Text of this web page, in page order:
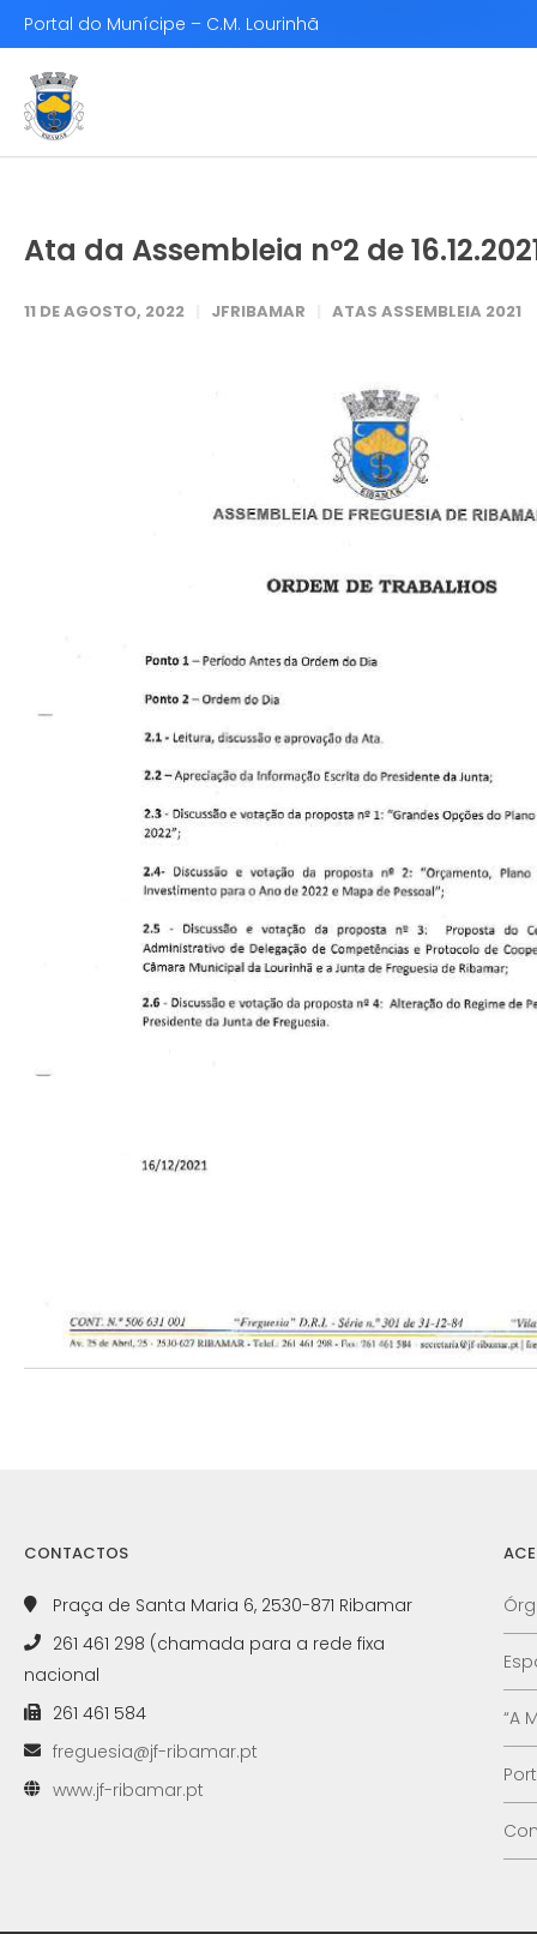
Portal do Munícipe – C.M. Lourinhã
Ata da Assembleia nº2 de
11 DE AGOSTO, 2022 JFRIBAMAR ATAS ASSEMBLEIA 2021
CONTACTOS
Praça de Santa Maria 6, 2530-871 Ribamar
261 461 298 (chamada para a rede fixa
nacional
261 461 584
freguesia@jf-ribamar.pt
www.jf-ribamar.pt
“A